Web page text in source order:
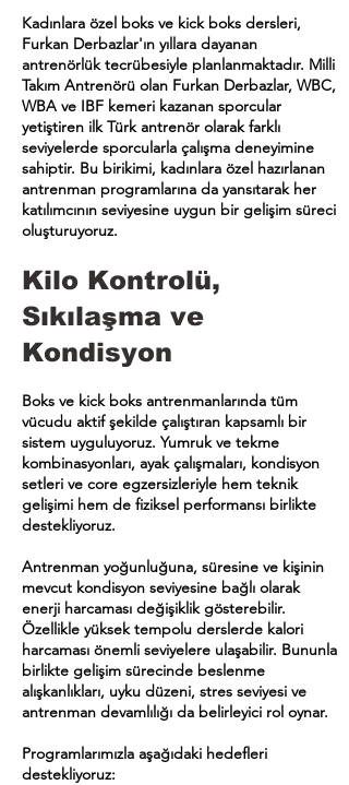
Kadınlara özel boks ve kick boks dersleri,
Furkan Derbazlar'ın yıllara dayanan
antrenörlük tecrübesiyle planlanmaktadır. Milli
Takım Antrenörü olan Furkan Derbazlar, WBC,
WBA ve IBF kemeri kazanan sporcular
yetiştiren ilk Türk antrenör olarak farklı
seviyelerde sporcularla çalışma deneyimine
sahiptir. Bu birikimi, kadınlara özel hazırlanan
antrenman programlarına da yansıtarak her
katılımcının seviyesine uygun bir gelişim süreci
oluşturuyoruz.
Kilo Kontrolü,
Sıkılaşma ve
Kondisyon
Boks ve kick boks antrenmanlarında tüm
vücudu aktif şekilde çalıştıran kapsamlı bir
sistem uyguluyoruz. Yumruk ve tekme
kombinasyonları, ayak çalışmaları, kondisyon
setleri ve core egzersizleriyle hem teknik
gelişimi hem de fiziksel performansı birlikte
destekliyoruz.
Antrenman yoğunluğuna, süresine ve kişinin
mevcut kondisyon seviyesine bağlı olarak
enerji harcaması değişiklik gösterebilir.
Özellikle yüksek tempolu derslerde kalori
harcaması önemli seviyelere ulaşabilir. Bununla
birlikte gelişim sürecinde beslenme
alışkanlıkları, uyku düzeni, stres seviyesi ve
antrenman devamlılığı da belirleyici rol oynar.
Programlarımızla aşağıdaki hedefleri
destekliyoruz: